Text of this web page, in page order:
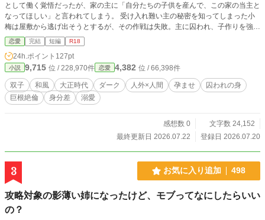
として働く覚悟だったが、家の主に「自分たちの子供を産んで、この家の当主と
なってほしい」と言われてしまう。 受け入れ難い主の秘密を知ってしまった小
梅は屋敷から逃げ出そうとするが、その作戦は失敗。主に囚われ、子作りを強要
されてしまって──！ ※全4話 ※ムーンんライトでも同時掲載しております。
恋愛 完結 短編 R18
24h.ポイント 127pt
小説 9,715 位 / 228,970件 恋愛 4,382 位 / 66,398件
双子 和風 大正時代 ダーク 人外×人間 孕ませ
囚われの身
巨根絶倫
身分差 溺愛
感想数 0
文字数 24,152
最終更新日 2026.07.22
登録日 2026.07.20
3 お気に入り追加 498
攻略対象の影薄い姉になったけど、モブってなにしたらいい
の？